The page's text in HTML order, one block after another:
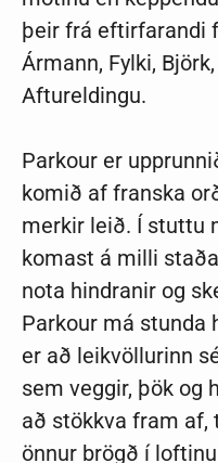
þeir frá eftirfarandi
Ármann, Fylki,
Aftureldingu.
Parkour er
komið af franska
merkir leið. Í stuttu
komast á milli
nota hindranir og
Parkour má stunda
er að leikvöllurinn
sem veggir, þök og
að stökkva fram af,
önnur brögð í